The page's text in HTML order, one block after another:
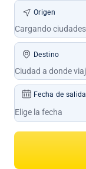
Origen
Destino
Fecha de salida